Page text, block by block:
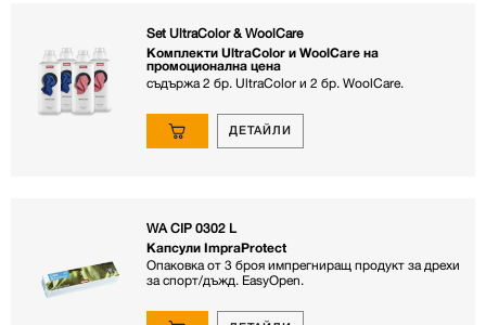
Set UltraColor & WoolCare
Комплекти UltraColor и WoolCare на
промоционална цена
съдържа 2 бр. UltraColor и 2 бр. WoolCare.
ДЕТАЙЛИ
WA CIP 0302 L
Капсули ImpraProtect
Опаковка от 3 броя импрегниращ продукт за дрехи
за спорт/дъжд. EasyOpen.